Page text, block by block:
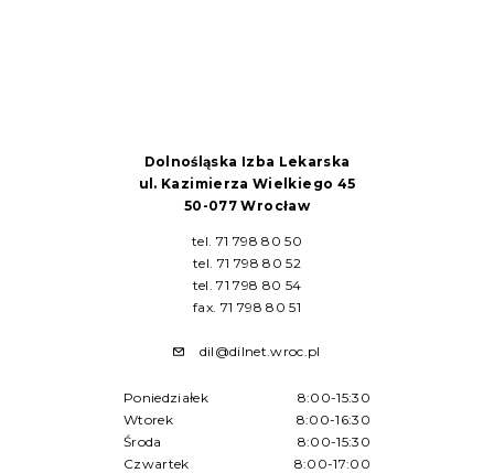
Dolnośląska Izba Lekarska
ul. Kazimierza Wielkiego 45
50-077 Wrocław
tel. 71 798 80 50
tel. 71 798 80 52
tel. 71 798 80 54
fax. 71 798 80 51
dil@dilnet.wroc.pl
Poniedziałek
8:00-15:30
Wtorek
8:00-16:30
Środa
8:00-15:30
Czwartek
8:00-17:00